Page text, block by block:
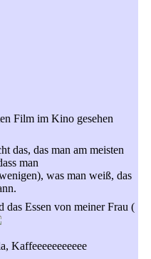
Film im Kino gesehen
das, das man am meisten
man
was man weiß, das
das Essen von meiner Frau (
Kaffeeeeeeeeeee